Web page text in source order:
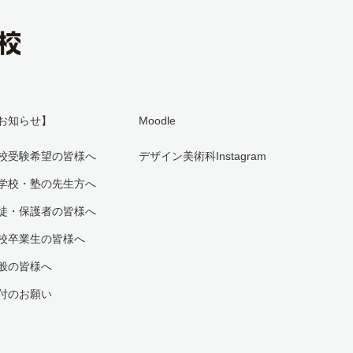
知らせ】
受験希望の皆様へ
校・塾の先生方へ
・保護者の皆様へ
卒業生の皆様へ
の皆様へ
のお願い
Moodle
デザイン美術科Instagram